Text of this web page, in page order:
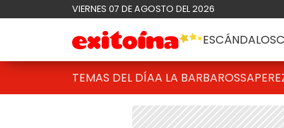
VIERNES 07 DE AGOSTO DEL 2026
ESCÁNDALOS
TEMAS DEL DÍAA LA BARBAROSSA